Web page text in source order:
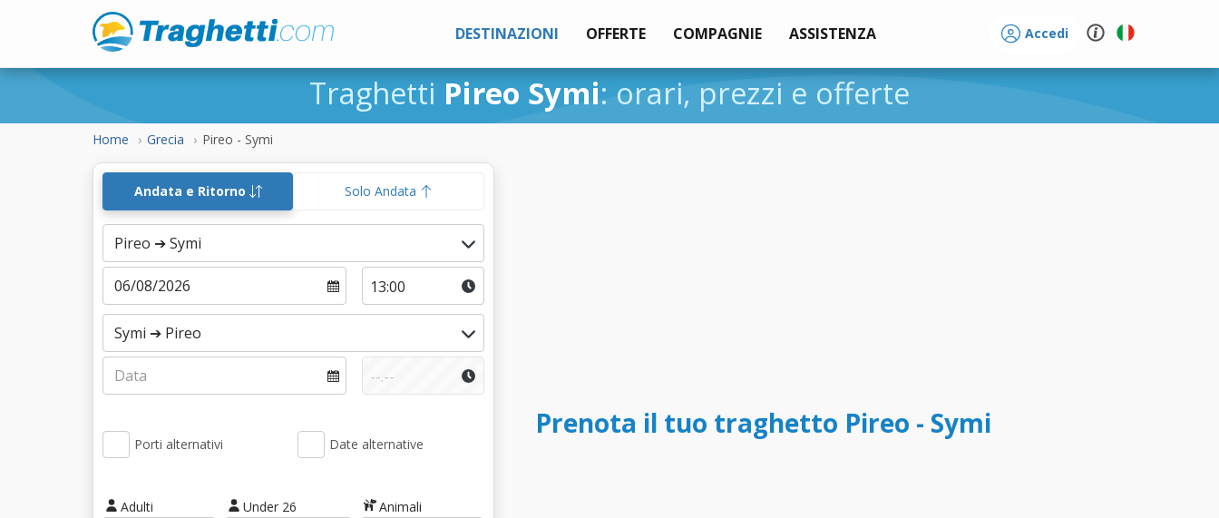
DESTINAZIONI OFFERTE COMPAGNIE ASSISTENZA Accedi
Traghetti Pireo Symi: orari, prezzi e offerte
Home Grecia Pireo - Symi
Andata e Ritorno Solo Andata
Porti alternativi Date alternative
Adulti Under 26 Animali
Prenota il tuo traghetto Pireo - Symi